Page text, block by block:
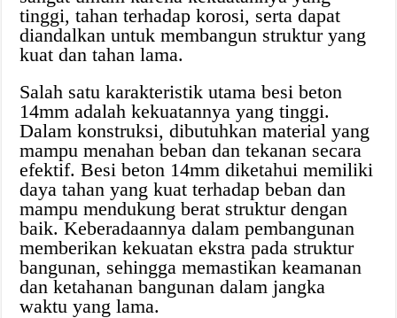
tinggi, tahan terhadap korosi, serta dapat
diandalkan untuk membangun struktur yang
kuat dan tahan lama.
Salah satu karakteristik utama besi beton
14mm adalah kekuatannya yang tinggi.
Dalam konstruksi, dibutuhkan material yang
mampu menahan beban dan tekanan secara
efektif. Besi beton 14mm diketahui memiliki
daya tahan yang kuat terhadap beban dan
mampu mendukung berat struktur dengan
baik. Keberadaannya dalam pembangunan
memberikan kekuatan ekstra pada struktur
bangunan, sehingga memastikan keamanan
dan ketahanan bangunan dalam jangka
waktu yang lama.